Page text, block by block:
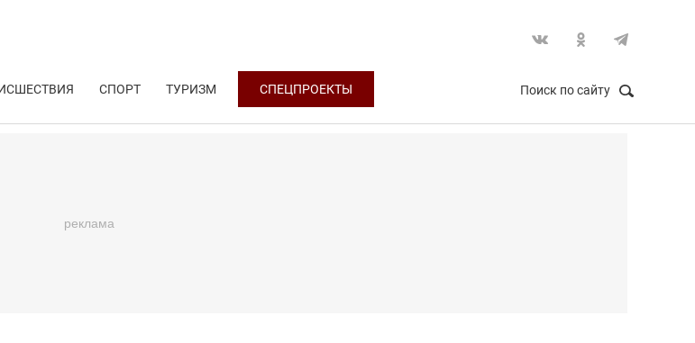
СПОРТ ТУРИЗМ СПЕЦПРОЕКТЫ Поиск по сайту